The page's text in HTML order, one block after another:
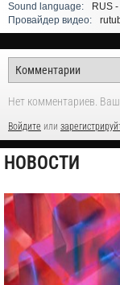
Sound language:
RUS -
Провайдер видео:
Нет комментариев.
Войдите или
НОВОСТИ